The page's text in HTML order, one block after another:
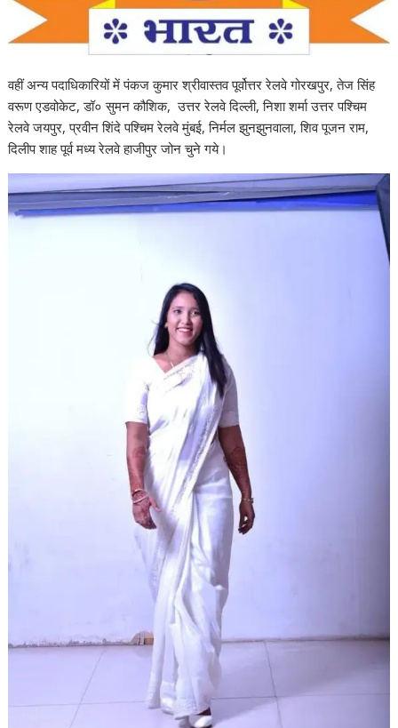
वहीं अन्य पदाधिकारियों में पंकज कुमार श्रीवास्तव पूर्वोत्तर रेलवे गोरखपुर, तेज सिंह
वरूण एडवोकेट, डॉ० सुमन कौशिक, उत्तर रेलवे दिल्ली, निशा शर्मा उत्तर पश्चिम
रेलवे जयपुर, प्रवीन शिंदे पश्चिम रेलवे मुंबई, निर्मल झुनझुनवाला, शिव पूजन राम,
दिलीप शाह पूर्व मध्य रेलवे हाजीपुर जोन चुने गये।